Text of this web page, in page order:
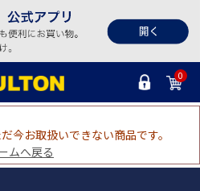
0
今お取扱いできない商品です。
ムへ戻る